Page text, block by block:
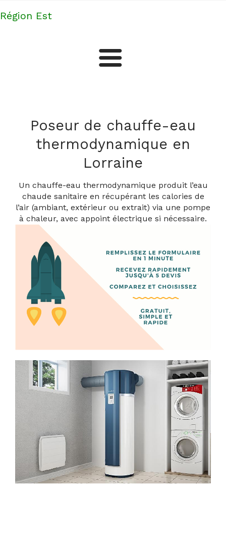
Région Est
Cuisine
Salle de bains
Plus d'artisans et professionnels en Lorraine
Poseur de chauffe-eau
thermodynamique en
Lorraine
Un chauffe-eau thermodynamique produit l’eau
chaude sanitaire en récupérant les calories de
l’air (ambiant, extérieur ou extrait) via une pompe
à chaleur, avec appoint électrique si nécessaire.